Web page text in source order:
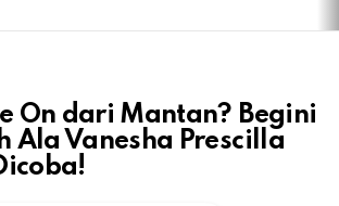
On dari Mantan? Begini
Ala Vanesha Prescilla